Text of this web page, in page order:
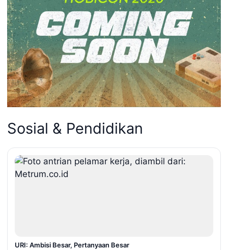
Sosial & Pendidikan
URI: Ambisi Besar, Pertanyaan Besar